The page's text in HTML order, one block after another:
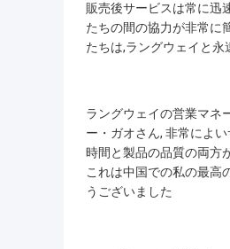
販売後サービスは常に迅
たちの間の協力が非常に
たちは,ラングウェイと永
ラングウェイの営業マネ
ー・ガオさん, 非常によ
時間と製品の品質の両方
これは中国での私の最高
うございました